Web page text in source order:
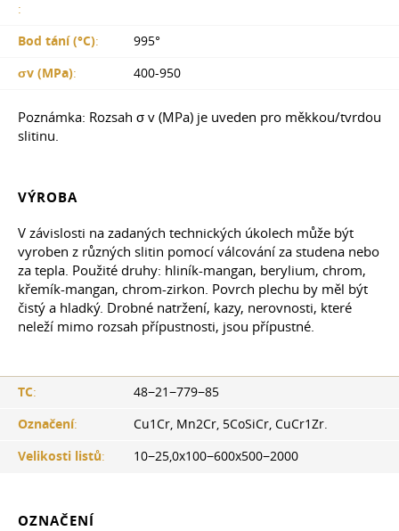
:
Bod tání (°С):
995°
σv (MPa): 400-950
Poznámka: Rozsah σ v (MPa) je uveden pro měkkou/tvrdou
slitinu.
VÝROBA
V závislosti na zadaných technických úkolech může být
vyroben z různých slitin pomocí válcování za studena nebo
za tepla. Použité druhy: hliník-mangan, berylium, chrom,
křemík-mangan, chrom-zirkon. Povrch plechu by měl být
čistý a hladký. Drobné natržení, kazy, nerovnosti, které
neleží mimo rozsah přípustnosti, jsou přípustné.
TC:
48−21−779−85
Označení:
Cu1Cr, Mn2Cr, 5CoSiCr, CuCr1Zr.
Velikosti listů: 10−25,0x100−600x500−2000
OZNAČENÍ